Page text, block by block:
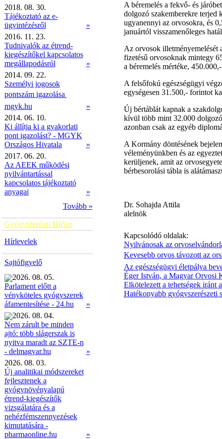
2018. 08. 30.
Tájékoztató az e-
ügyintézésről
»
2016. 11. 23.
Tudnivalók az étrend-
kiegészítőkel kapcsolatos
megállapodásról
»
2014. 09. 22.
Személyi jogosok
pontszám igazolása 
mgyk.hu
»
2014. 06. 10.
Ki állítja ki a gyakorlati
pont igazolást? - MGYK
Országos Hivatala
»
2017. 06. 20.
Az AEEK működési
nyilvántartással
kapcsolatos tájékoztató
anyagai
»
Tovább »
Gyógyszerészi Hírlap
Hírlevelek
Sajtófigyelő
2026. 08. 05.
Parlament előtt a
vényköteles gyógyszerek
áfamentesítése - 24.hu
»
2026. 08. 04.
Nem zárult be minden
ajtó: több slágerszak is
nyitva maradt az SZTE-n
- delmagyar.hu
»
2026. 08. 03.
Új analitikai módszereket
fejlesztenek a
gyógynövényalapú
étrend-kiegészítők
vizsgálatára és a
nehézfémszennyezések
kimutatására -
pharmaonline.hu
»
A béremelés a fekvő- és
dolgozó szakemberekre
ugyanennyi az orvosokra, és
januártól visszamenőleges
Az orvosok illetményemelését
fizetésű orvosoknak mintegy
a béremelés mértéke,
A felsőfokú egészségügyi
egységesen 31.500,- forintot
Új bértáblát kapnak a
kívül több mint 32.000
azonban csak az egyéb
A Kormány döntésének
véleményünkben és az
kerüljenek, amit az
bérbesorolási tábla is
Dr. Sohajda Attila
alelnök
Kapcsolódó oldalak:
Nyilvánosak az
Kevesebb orvos távozott az
Az egészségügyi életpálya
Éger István, a Magyar Orvosi
Elkötelezett a tehetségek iránt
Hatékonyabb gyógyszerészeti